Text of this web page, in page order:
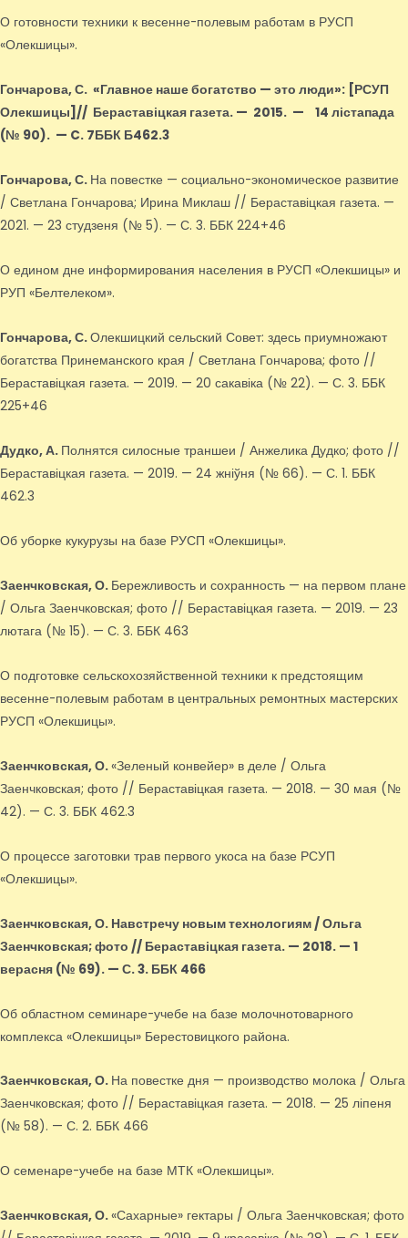
О готовности техники к весенне-полевым работам в РУСП
«Олекшицы».
Гончарова, С. «Главное наше богатство — это люди»: [РСУП
Олекшицы] // Бераставіцкая газета. — 2015. — 14 лістапада
(№ 90). — C. 7ББК Б462.3
Гончарова, С. На повестке — социально-экономическое развитие
/ Светлана Гончарова; Ирина Миклаш // Бераставіцкая газета. —
2021. — 23 студзеня (№ 5). — С. 3. ББК 224+46
О едином дне информирования населения в РУСП «Олекшицы» и
РУП «Белтелеком».
Гончарова, С.Олекшицкий сельский Совет: здесь приумножают
богатства Принеманского края / Светлана Гончарова; фото //
Бераставіцкая газета. — 2019. — 20 сакавіка (№ 22). — С. 3. ББК
225+46
Дудко, А. Полнятся силосные траншеи / Анжелика Дудко; фото //
Бераставіцкая газета. — 2019. — 24 жніўня (№ 66). — С. 1. ББК
462.3
Об уборке кукурузы на базе РУСП «Олекшицы».
Заенчковская, О. Бережливость и сохранность — на первом плане
/ Ольга Заенчковская; фото // Бераставіцкая газета. — 2019. — 23
лютага (№ 15). — С. 3. ББК 463
О подготовке сельскохозяйственной техники к предстоящим
весенне-полевым работам в центральных ремонтных мастерских
РУСП «Олекшицы».
Заенчковская, О.«Зеленый конвейер» в деле / Ольга
Заенчковская; фото // Бераставіцкая газета. — 2018. — 30 мая (№
42). — С. 3. ББК 462.3
О процессе заготовки трав первого укоса на базе РСУП
«Олекшицы».
Заенчковская, О. Навстречу новым технологиям / Ольга
Заенчковская; фото // Бераставіцкая газета. — 2018. — 1
верасня (№ 69). — С. 3. ББК 466
Об областном семинаре-учебе на базе молочнотоварного
комплекса «Олекшицы» Берестовицкого района.
Заенчковская, О. На повестке дня — производство молока / Ольга
Заенчковская; фото // Бераставіцкая газета. — 2018. — 25 ліпеня
(№ 58). — С. 2. ББК 466
О семенаре-учебе на базе МТК «Олекшицы».
Заенчковская, О.«Сахарные» гектары / Ольга Заенчковская; фото